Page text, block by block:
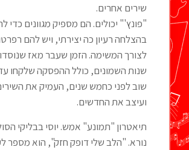
שירים אחרים.
"פונץ'" יכולים. הם מספיק מגוונים כדי
בהצלחה רעיון כה יצירתי, ויש להם
לצורך המשימה. הזמן שעבר מאז
שנות השמונים, כולל ההפסקה שלקחו
שוב לפני כחמש שנים, העמיק את
ועיצב את החדשים.
תיאטרון "תמונע" אמש. יוסי בבליקי
נורא. "הלב שלי דופק חזק", הוא מספר